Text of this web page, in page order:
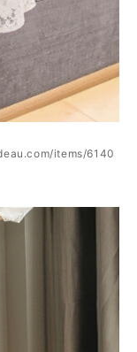
items/6140